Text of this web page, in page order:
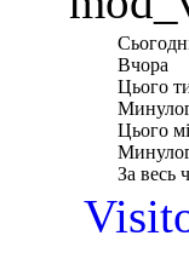
Вчора
Цього
Цього
За весь